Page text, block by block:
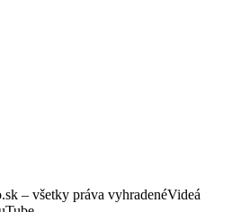
– všetky práva vyhradenéVideá